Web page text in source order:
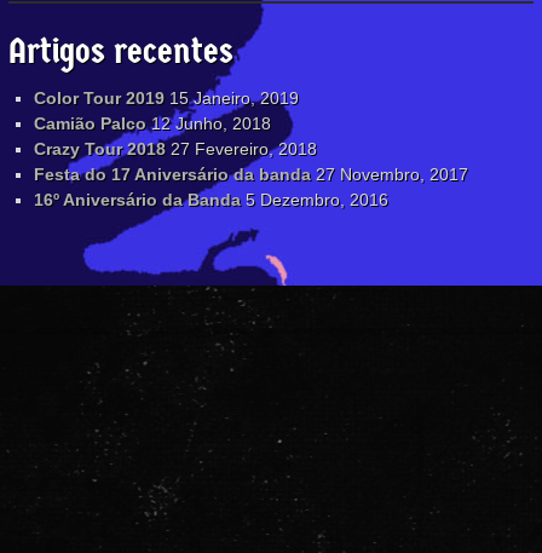
Artigos recentes
Color Tour 2019 15 Janeiro, 2019
Camião Palco 12 Junho, 2018
Crazy Tour 2018 27 Fevereiro, 2018
Festa do 17 Aniversário da banda 27 Novembro, 2017
16º Aniversário da Banda 5 Dezembro, 2016